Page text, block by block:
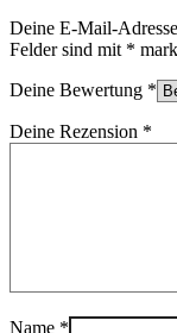
Deine E-Mail-
Felder sind mit *
Deine Bewertung *
Deine Rezension *
Name *